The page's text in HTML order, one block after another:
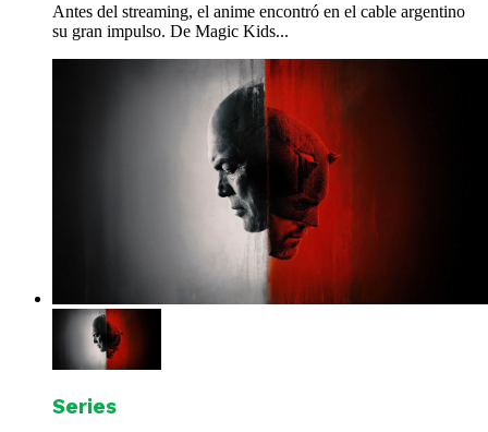
Antes del streaming, el anime encontró en el cable argentino
su gran impulso. De Magic Kids...
Series